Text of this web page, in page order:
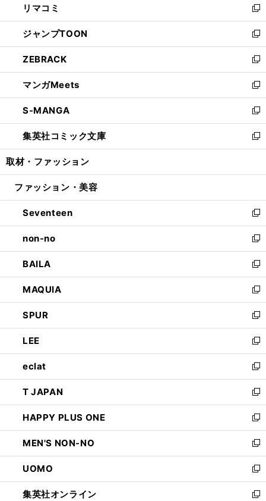
で
開
く
ド
ウ
で
開
く
ィ
ン
ド
ウ
で
開
く
い
ウ
ィ
ン
ド
ウ
で
開
く
リマコミ
新
し
い
ウ
ィ
ン
ド
ウ
で
開
く
ジャンプTOON
新
し
い
ウ
ィ
ン
ド
ウ
で
開
ZEBRACK
新
し
い
ウ
ィ
ン
ド
ウ
開
マンガMeets
新
し
い
ウ
ィ
ン
ウ
開
く
S-MANGA
新
し
い
ウ
ン
ウ
で
開
く
集英社コミック文庫
新
し
ウ
ン
ド
ウ
で
開
く
取材・ファッション
ファッション・美容
Seventeen
新
し
い
ウ
ィ
ン
ド
ウ
で
開
く
non-no
新
し
い
ウ
ィ
ン
ド
ウ
で
開
く
BAILA
新
し
い
ウ
ィ
ン
ド
ウ
で
開
く
MAQUIA
新
し
い
ウ
ィ
ン
ド
ウ
で
開
く
SPUR
新
し
い
ウ
ィ
ン
ド
ウ
で
開
く
LEE
新
し
い
ウ
ィ
ン
ド
ウ
で
開
く
eclat
新
し
い
ウ
ィ
ン
ド
ウ
で
開
く
T JAPAN
新
し
い
ウ
ィ
ン
ド
ウ
で
HAPPY PLUS ONE
新
し
い
ウ
ィ
ン
ド
MEN'S NON-NO
新
し
い
ウ
ィ
UOMO
新
し
い
集英社オンライン
新